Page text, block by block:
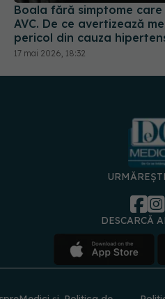
Boala fără simptome
AVC. De ce avertizează
pericol din cauza
17 mai 2026, 18:32
DESCARCĂ